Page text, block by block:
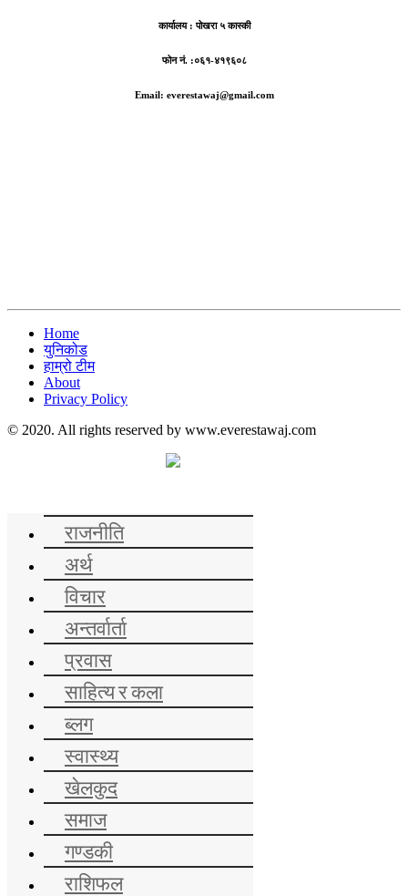
कार्यालय :पोखरा ५ कास्की
फोन नं. :०६१-४१९६०८
Email: everestawaj@gmail.com
Home
युनिकोड
हाम्रो टीम
About
Privacy Policy
© 2020. All rights reserved by www.everestawaj.com
राजनीति
अर्थ
विचार
अन्तर्वार्ता
प्रवास
साहित्य र कला
ब्लग
स्वास्थ्य
खेलकुद
समाज
गण्डकी
राशिफल